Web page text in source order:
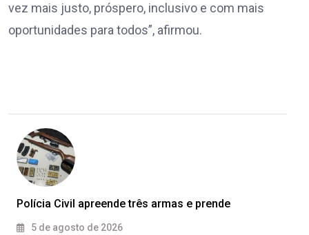
vez mais justo, próspero, inclusivo e com mais
oportunidades para todos”, afirmou.
Polícia Civil apreende três armas e prende
5 de agosto de 2026